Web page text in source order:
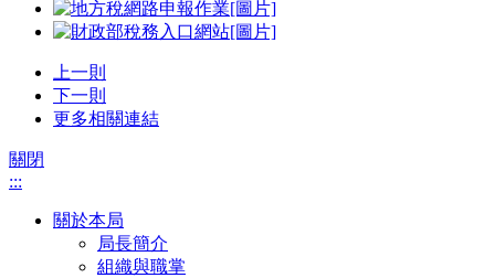
上一則
下一則
更多相關連結
關閉
:::
關於本局
局長簡介
組織與職掌